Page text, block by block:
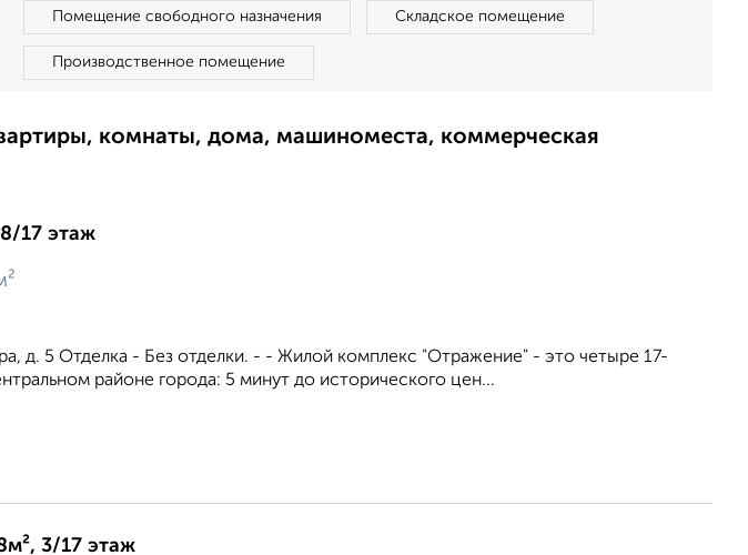
Помещение свободного назначения Складское помещение
Производственное помещение
комнаты, дома, машиноместа, коммерческая
17 этаж
д. 5 Отделка - Без отделки. - - Жилой комплекс "Отражение" - это четыре 17-
районе города: 5 минут до исторического цен...
3/17 этаж